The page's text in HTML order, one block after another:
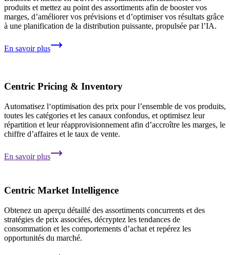
produits et mettez au point des assortiments afin de booster vos
marges, d’améliorer vos prévisions et d’optimiser vos résultats grâce
à une planification de la distribution puissante, propulsée par l’IA.
En savoir plus
Centric Pricing & Inventory
Automatisez l‘optimisation des prix pour l’ensemble de vos produits,
toutes les catégories et les canaux confondus, et optimisez leur
répartition et leur réapprovisionnement afin d’accroître les marges, le
chiffre d’affaires et le taux de vente.
En savoir plus
Centric Market Intelligence
Obtenez un aperçu détaillé des assortiments concurrents et des
stratégies de prix associées, décryptez les tendances de
consommation et les comportements d’achat et repérez les
opportunités du marché.